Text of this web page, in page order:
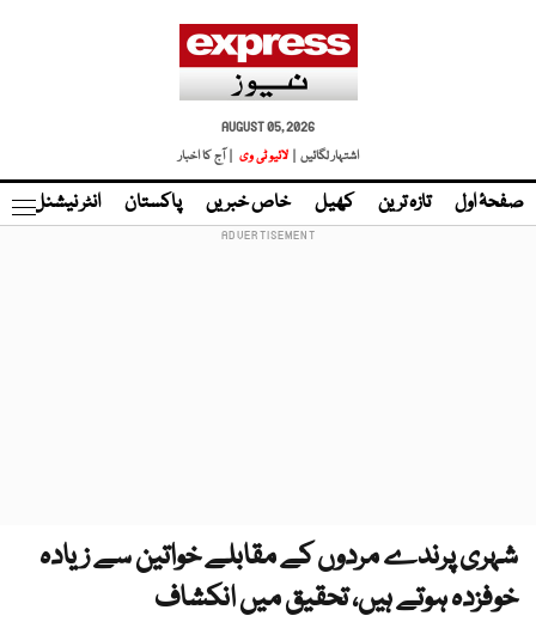
AUGUST 05, 2026
اشتہار لگائیں |
لائیو ٹی وی | آج کا اخبار
صفحۂ اول تازہ ترین کھیل خاص خبریں پاکستان انٹر نیشنل
شہری پرندے مردوں کے مقابلے خواتین سے زیادہ
خوفزدہ ہوتے ہیں، تحقیق میں انکشاف